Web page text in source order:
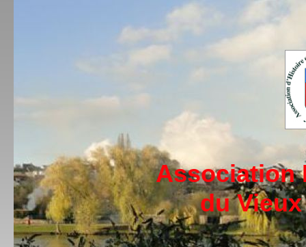
Association
du